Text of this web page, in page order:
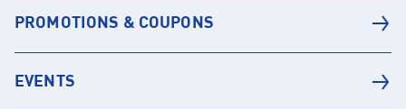
PROMOTIONS & COUPONS
EVENTS